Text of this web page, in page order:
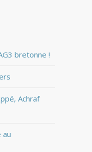
bretonne !
Achraf
au